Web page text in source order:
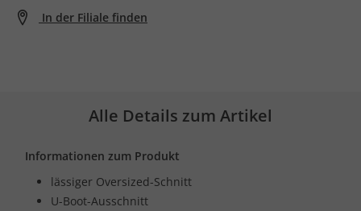
In der Filiale finden
Alle Details zum Artikel
Informationen zum Produkt
lässiger Oversized-Schnitt
U-Boot-Ausschnitt